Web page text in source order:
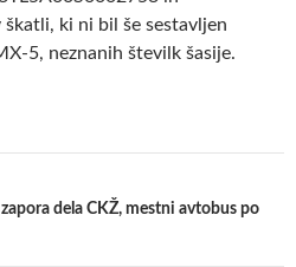
ki ni bil še sestavljen
5, neznanih številk šasije.
dela CKŽ, mestni avtobus po